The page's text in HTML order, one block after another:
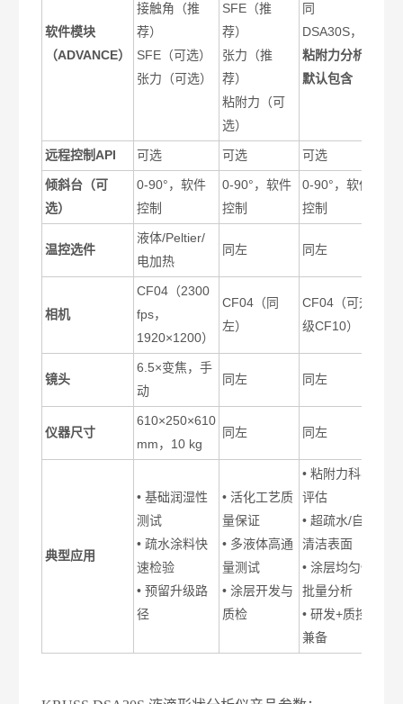
软件模块
（ADVANCE）
接触角（推
荐）
SFE（可选）
张力（可选）
SFE（推
荐）
张力（推
荐）
粘附力（可
选）
同
DSA30S，但
粘附力分析
默认包含
远程控制API 可选 可选 可选
倾斜台（可
选）
0-90°，软件
控制
0-90°，软件
控制
0-90°，软件
控制
温控选件
液体/Peltier/
电加热
同左 同左
相机
CF04 （2300
fps，
1920×1200）
CF04 （同
左）
CF04 （可升
级CF10）
镜头
6.5×变焦，手
动
同左 同左
仪器尺寸
610×250×610
mm，10 kg
同左 同左
典型应用
• 基础润湿性
测试
• 疏水涂料快
速检验
• 预留升级路
径
• 活化工艺质
量保证
• 多液体高通
量测试
• 涂层开发与
质检
• 粘附力科学
评估
• 超疏水/自
清洁表面
• 涂层均匀性
批量分析
• 研发+质控
兼备